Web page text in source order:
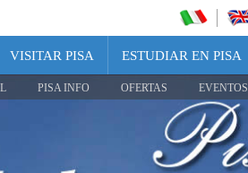
VISITAR PISA ESTUDIAR EN PISA
PISA INFO OFERTAS EVENTOS